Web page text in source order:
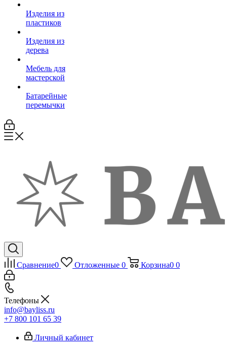
Изделия из
пластиков
Изделия из
дерева
Мебель для
мастерской
Батарейные
перемычки
Сравнение0 Отложенные 0 Корзина0 0
Телефоны
info@bayliss.ru
+7 800 101 65 39
Личный кабинет